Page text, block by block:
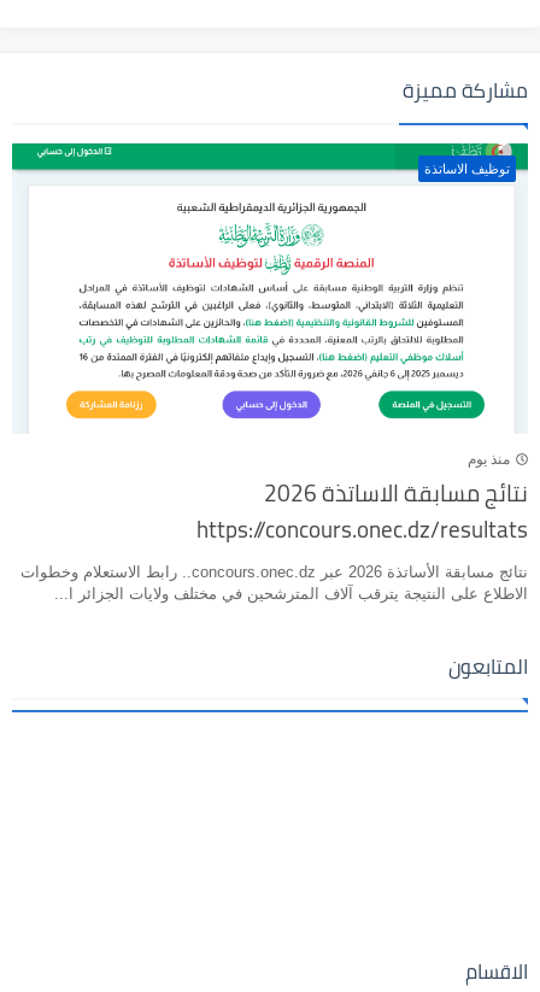
مشاركة مميزة
توظيف الاساتذة
منذ يوم
نتائج مسابقة الاساتذة 2026
https://concours.onec.dz/resultats
نتائج مسابقة الأساتذة 2026 عبر concours.onec.dz.. رابط الاستعلام وخطوات
الاطلاع على النتيجة يترقب آلاف المترشحين في مختلف ولايات الجزائر ا...
المتابعون
الاقسام